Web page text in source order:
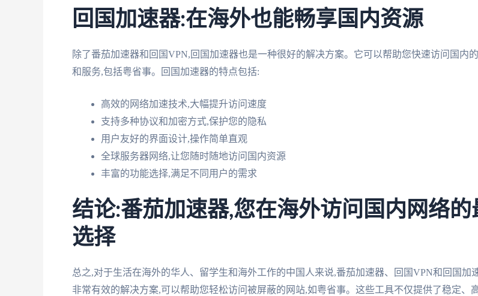
回国加速器:在海外也能畅享国内资源
除了番茄加速器和回国VPN,回国加速器也是一种很好的解决方案。它可以帮助您快速访问国内
和服务,包括粤省事。回国加速器的特点包括:
高效的网络加速技术,大幅提升访问速度
支持多种协议和加密方式,保护您的隐私
用户友好的界面设计,操作简单直观
全球服务器网络,让您随时随地访问国内资源
丰富的功能选择,满足不同用户的需求
结论:番茄加速器,您在海外访问国内网络的
选择
总之,对于生活在海外的华人、留学生和海外工作的中国人来说,番茄加速器、回国VPN和回国加
非常有效的解决方案,可以帮助您轻松访问被屏蔽的网站,如粤省事。这些工具不仅提供了稳定、